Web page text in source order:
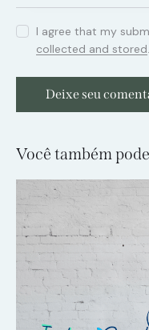
I agree that my
collected and stored.
Você também